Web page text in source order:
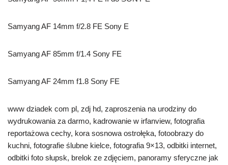
Samyang AF 14mm f/2.8 FE Sony E
Samyang AF 85mm f/1.4 Sony FE
Samyang AF 24mm f1.8 Sony FE
www dziadek com pl, zdj hd, zaproszenia na urodziny do
wydrukowania za darmo, kadrowanie w irfanview, fotografia
reportażowa cechy, kora sosnowa ostrołęka, fotoobrazy do
kuchni, fotografie ślubne kielce, fotografia 9×13, odbitki internet,
odbitki foto słupsk, brelok ze zdjęciem, panoramy sferyczne jak